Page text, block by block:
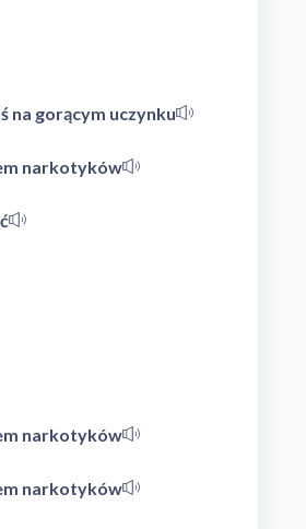
na gorącym uczynku
narkotyków
narkotyków
narkotyków